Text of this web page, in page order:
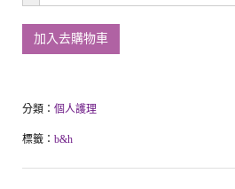
加入去購物車
分類： 個人護理
標籤： b&h